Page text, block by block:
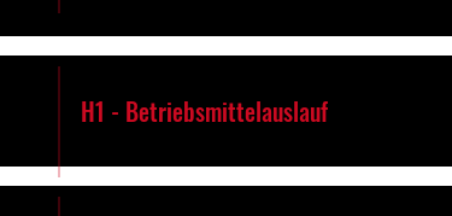
H1 - Betriebsmittelauslauf